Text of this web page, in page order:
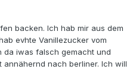
backen. Ich hab mir aus dem
evhte Vanillezucker vom
da iwas falsch gemacht und
nach berliner. Ich will